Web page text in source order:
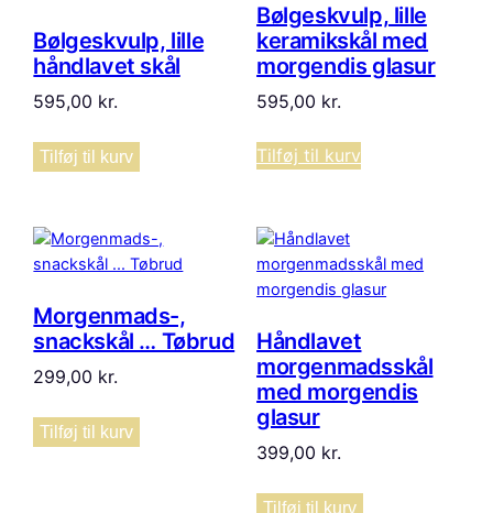
Bølgeskvulp, lille
håndlavet skål
595,00 kr.
Tilføj til kurv
Bølgeskvulp, lille
keramikskål med
morgendis glasur
595,00 kr.
Tilføj til kurv
Morgenmads-,
snackskål … Tøbrud
299,00 kr.
Tilføj til kurv
Håndlavet
morgenmadsskål
med morgendis
glasur
399,00 kr.
Tilføj til kurv